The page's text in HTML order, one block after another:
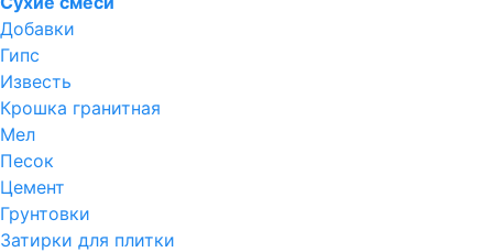
Добавки
Гипс
Известь
Крошка гранитная
Мел
Песок
Цемент
Грунтовки
Затирки для плитки